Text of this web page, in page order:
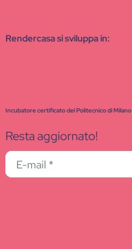
Rendercasa si sviluppa in:
Incubatore certificato del Politecnico di Milano
Resta aggiornato!